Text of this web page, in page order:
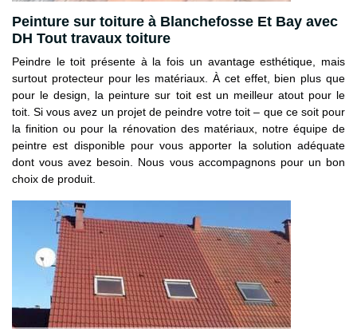
Peinture sur toiture à Blanchefosse Et Bay avec
DH Tout travaux toiture
Peindre le toit présente à la fois un avantage esthétique, mais
surtout protecteur pour les matériaux. À cet effet, bien plus que
pour le design, la peinture sur toit est un meilleur atout pour le
toit. Si vous avez un projet de peindre votre toit – que ce soit pour
la finition ou pour la rénovation des matériaux, notre équipe de
peintre est disponible pour vous apporter la solution adéquate
dont vous avez besoin. Nous vous accompagnons pour un bon
choix de produit.